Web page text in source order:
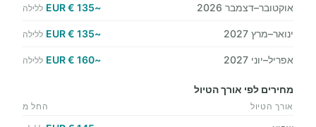
אוקטובר–דצמבר 2026 ~135 € EUR ללילה
ינואר–מרץ 2027 ~135 € EUR ללילה
אפריל–יוני 2027 ~160 € EUR ללילה
מחירים לפי אורך הטיול
אורך הטיול החל מ